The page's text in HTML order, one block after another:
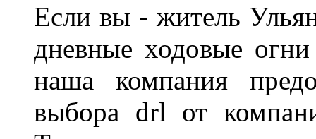
Если вы - житель
дневные ходовые
наша компания
выбора drl от